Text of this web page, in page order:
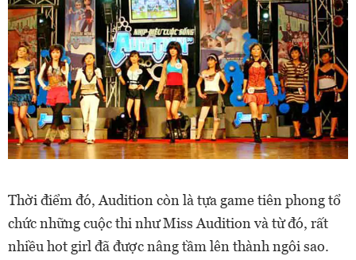
Thời điểm đó, Audition còn là tựa game tiên phong tổ
chức những cuộc thi như Miss Audition và từ đó, rất
nhiều hot girl đã được nâng tầm lên thành ngôi sao.